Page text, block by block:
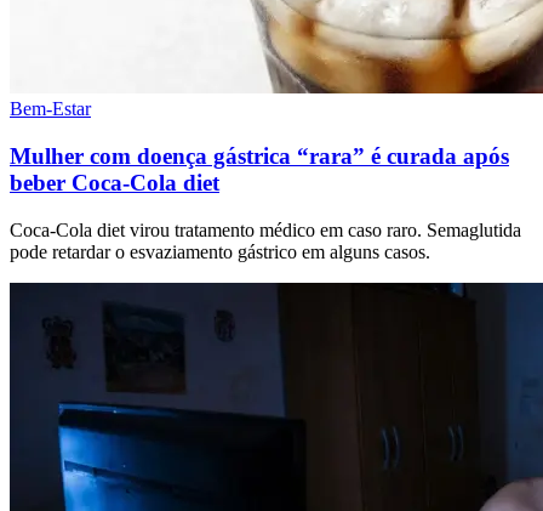
Bem-Estar
Mulher com doença gástrica “rara” é curada após
beber Coca-Cola diet
Coca-Cola diet virou tratamento médico em caso raro. Semaglutida
pode retardar o esvaziamento gástrico em alguns casos.